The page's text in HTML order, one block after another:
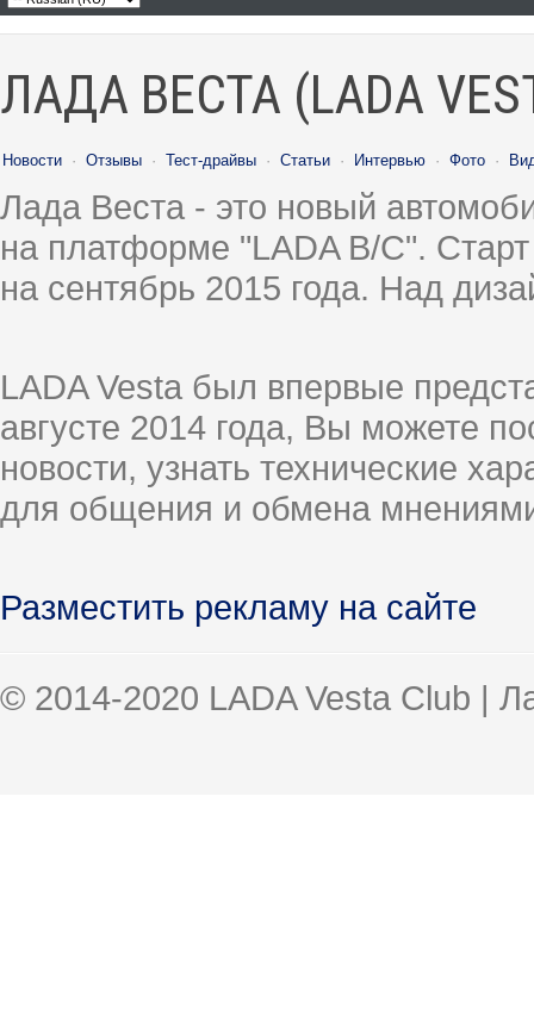
ЛАДА ВЕСТА (LADA
Новости · Отзывы · Тест-драйвы · Статьи · Интервью · Фото ·
Лада Веста - это новый
на платформе "LADA B/C".
на сентябрь 2015 года. Над
LADA Vesta был впервые
августе 2014 года, Вы можете
новости, узнать технические
для общения и обмена
Разместить рекламу на сайте
© 2014-2020 LADA Vesta Club |